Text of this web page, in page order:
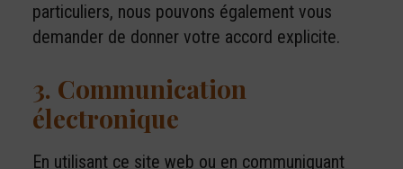
particuliers, nous pouvons également vous
demander de donner votre accord explicite.
3. Communication
électronique
En utilisant ce site web ou en communiquant